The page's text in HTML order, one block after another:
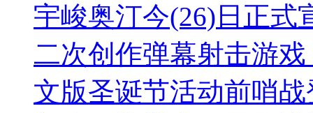
宇峻奥汀今(26)日正式
二次创作弹幕射击游
文版圣诞节活动前哨